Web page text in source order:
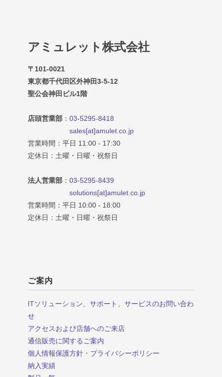
アミュレット株式会社
〒101-0021
東京都千代田区外神田3-5-12
聖公会神田ビル1階
店頭営業部 ： 03-5295-8418
sales[at]amulet.co.jp
営業時間：平日 11:00 - 17:30
定休日：土曜・日曜・祝祭日
法人営業部 ： 03-5295-8439
solutions[at]amulet.co.jp
営業時間：平日 10:00 - 18:00
定休日：土曜・日曜・祝祭日
ご案内
ITソリューション、サポート、サービスのお問い合わ
せ
アクセスおよび店舗へのご来店
通信販売に関するご案内
個人情報保護方針・プライバシーポリシー
納入実績